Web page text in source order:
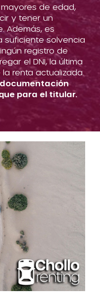
de edad,
y tener un
Además, es
suficiente solvencia
registro de
el DNI, la última
renta actualizada.
para el titular.